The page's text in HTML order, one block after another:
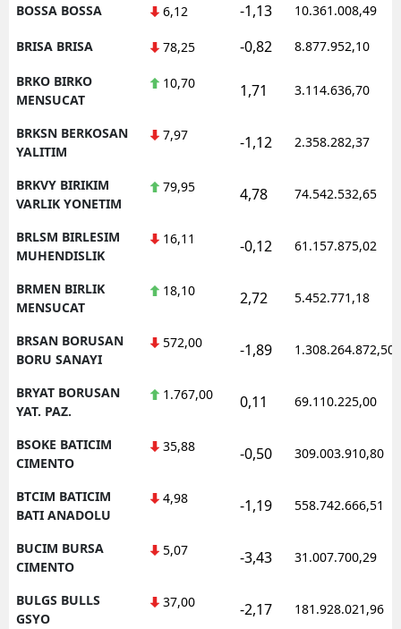
BOSSA BOSSA 6,12 -1,13 10.361.008,49
BRISA BRISA 78,25 -0,82 8.877.952,10
BRKO BIRKO
MENSUCAT
10,70 1,71 3.114.636,70
BRKSN BERKOSAN
YALITIM
7,97 -1,12 2.358.282,37
BRKVY BIRIKIM
VARLIK YONETIM
79,95 4,78 74.542.532,65
BRLSM BIRLESIM
MUHENDISLIK
16,11 -0,12 61.157.875,02
BRMEN BIRLIK
MENSUCAT
18,10 2,72 5.452.771,18
BRSAN BORUSAN
BORU SANAYI
572,00 -1,89 1.308.264.872,50
BRYAT BORUSAN
YAT. PAZ.
1.767,00 0,11 69.110.225,00
BSOKE BATICIM
CIMENTO
35,88 -0,50 309.003.910,80
BTCIM BATICIM
BATI ANADOLU
4,98 -1,19 558.742.666,51
BUCIM BURSA
CIMENTO
5,07 -3,43 31.007.700,29
BULGS BULLS
GSYO
37,00 -2,17 181.928.021,96